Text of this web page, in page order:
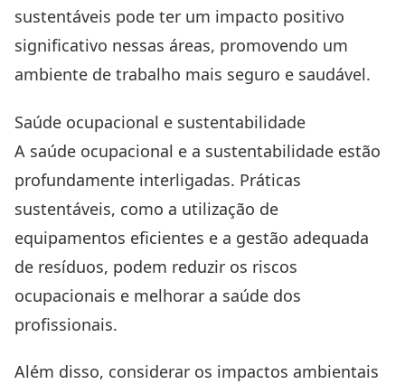
sustentáveis pode ter um impacto positivo
significativo nessas áreas, promovendo um
ambiente de trabalho mais seguro e saudável.
Saúde ocupacional e sustentabilidade
A saúde ocupacional e a sustentabilidade estão
profundamente interligadas. Práticas
sustentáveis, como a utilização de
equipamentos eficientes e a gestão adequada
de resíduos, podem reduzir os riscos
ocupacionais e melhorar a saúde dos
profissionais.
Além disso, considerar os impactos ambientais